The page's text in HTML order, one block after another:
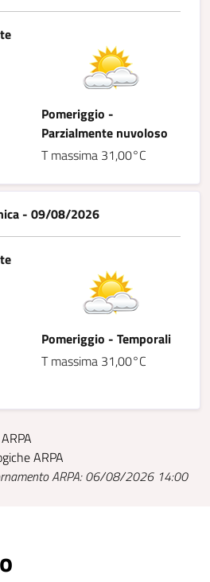
Pomeriggio -
Parzialmente nuvoloso
T massima 31,00°C
- 09/08/2026
Pomeriggio - Temporali
T massima 31,00°C
ARPA
ARPA: 06/08/2026 14:00